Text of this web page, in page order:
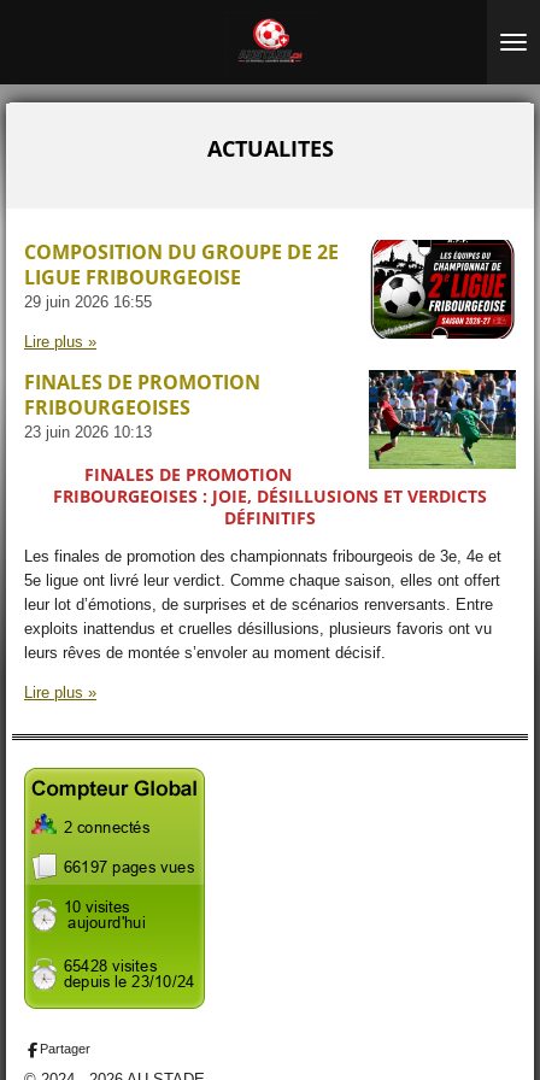
principal
ACTUALITES
COMPOSITION DU GROUPE DE 2E
LIGUE FRIBOURGEOISE
29 juin 2026 16:55
Lire plus »
FINALES DE PROMOTION
FRIBOURGEOISES
23 juin 2026 10:13
FINALES DE PROMOTION
FRIBOURGEOISES : JOIE, DÉSILLUSIONS ET VERDICTS
DÉFINITIFS
Les finales de promotion des championnats fribourgeois de 3e, 4e et
5e ligue ont livré leur verdict. Comme chaque saison, elles ont offert
leur lot d’émotions, de surprises et de scénarios renversants. Entre
exploits inattendus et cruelles désillusions, plusieurs favoris ont vu
leurs rêves de montée s’envoler au moment décisif.
Lire plus »
Partager